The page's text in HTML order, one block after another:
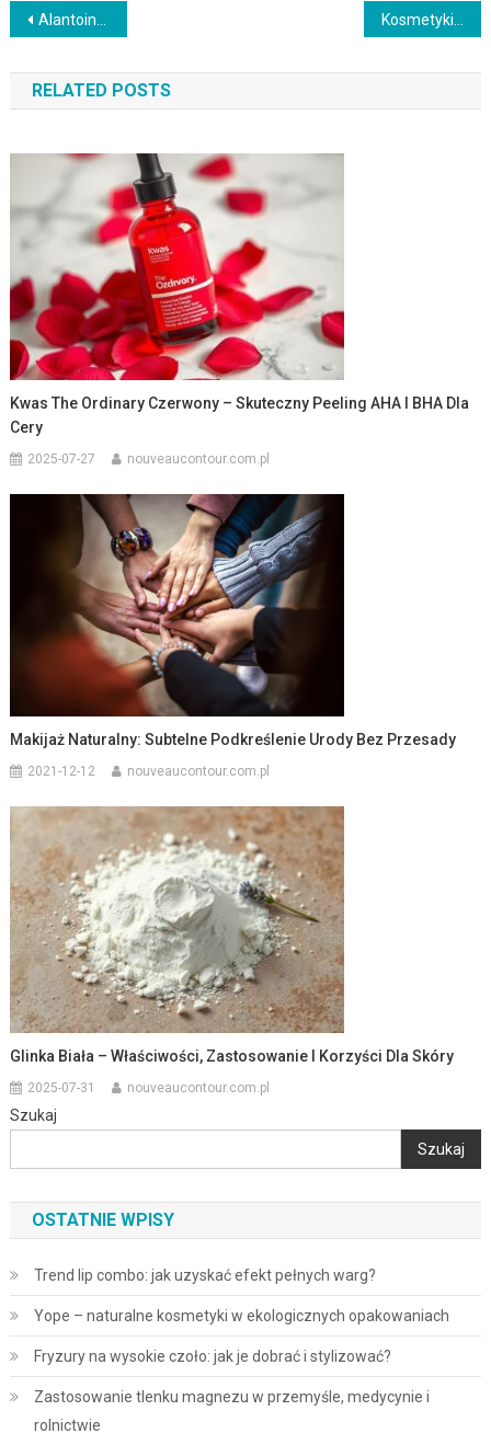
Nawigacja
wpisu
Alantoina w kosmetykach: właściwości i zastosowanie w pielęgnacji skóry
RELATED POSTS
Kwas The Ordinary Czerwony – Skuteczny Peeling AHA I BHA Dla
Cery
2025-07-27 nouveaucontour.com.pl
Makijaż Naturalny: Subtelne Podkreślenie Urody Bez Przesady
2021-12-12 nouveaucontour.com.pl
Glinka Biała – Właściwości, Zastosowanie I Korzyści Dla Skóry
2025-07-31 nouveaucontour.com.pl
Szukaj
Szukaj
OSTATNIE WPISY
Trend lip combo: jak uzyskać efekt pełnych warg?
Yope – naturalne kosmetyki w ekologicznych opakowaniach
Fryzury na wysokie czoło: jak je dobrać i stylizować?
Zastosowanie tlenku magnezu w przemyśle, medycynie i
rolnictwie